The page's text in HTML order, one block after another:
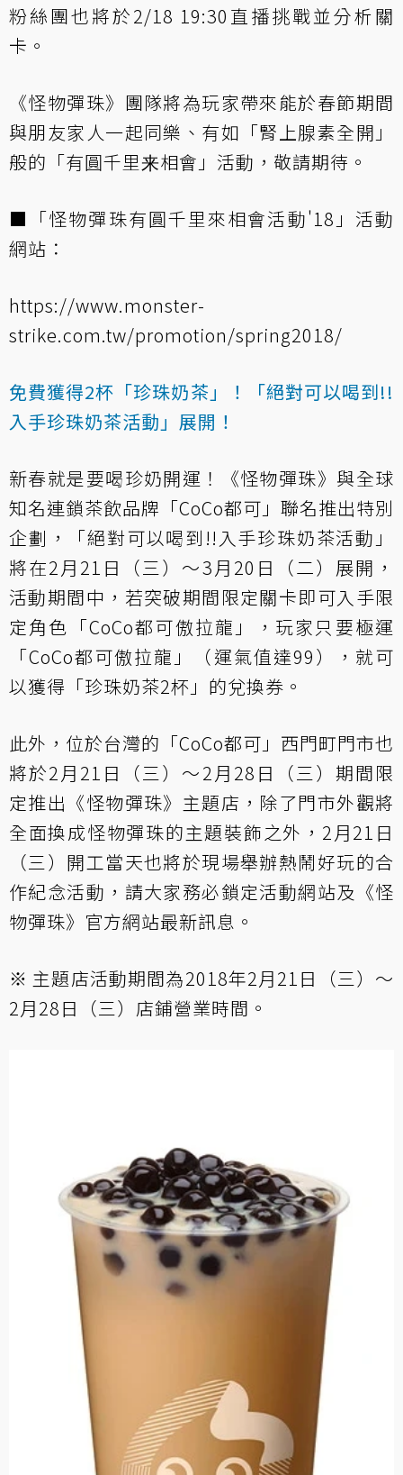
粉絲團也將於2/18 19:30直播挑戰並分析關
卡。
《怪物彈珠》團隊將為玩家帶來能於春節期間
與朋友家人一起同樂、有如「腎上腺素全開」
般的「有圓千里来相會」活動，敬請期待。
■「怪物彈珠有圓千里來相會活動'18」活動
網站：
https://www.monster-
strike.com.tw/promotion/spring2018/
免費獲得2杯「珍珠奶茶」！「絕對可以喝到!!
入手珍珠奶茶活動」展開！
新春就是要喝珍奶開運！《怪物彈珠》與全球
知名連鎖茶飲品牌「CoCo都可」聯名推出特別
企劃，「絕對可以喝到!!入手珍珠奶茶活動」
將在2月21日（三）～3月20日（二）展開，
活動期間中，若突破期間限定關卡即可入手限
定角色「CoCo都可傲拉龍」，玩家只要極運
「CoCo都可傲拉龍」（運氣值達99），就可
以獲得「珍珠奶茶2杯」的兌換券。
此外，位於台灣的「CoCo都可」西門町門市也
將於2月21日（三）～2月28日（三）期間限
定推出《怪物彈珠》主題店，除了門市外觀將
全面換成怪物彈珠的主題裝飾之外，2月21日
（三）開工當天也將於現場舉辦熱鬧好玩的合
作紀念活動，請大家務必鎖定活動網站及《怪
物彈珠》官方網站最新訊息。
※ 主題店活動期間為2018年2月21日（三）～
2月28日（三）店鋪營業時間。